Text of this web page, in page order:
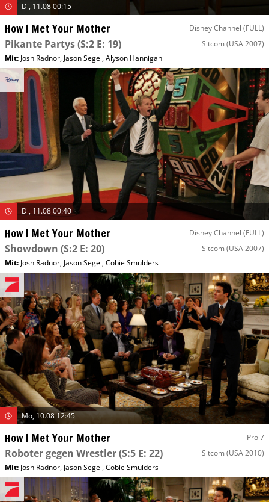
Di, 11.08 00:15
How I Met Your Mother Disney Channel (FULL)
Pikante Partys(S:2 E: 19) Sitcom (USA 2007)
Mit: Josh Radnor, Jason Segel,Alyson Hannigan
Di, 11.08 00:40
How I Met Your Mother Disney Channel (FULL)
Showdown (S:2 E: 20) Sitcom (USA 2007)
Mit: Josh Radnor, Jason Segel,Cobie Smulders
Mo, 10.08 12:45
How I Met Your Mother Pro 7
Roboter gegen Wrestler(S:5 E: 22) Sitcom (USA 2010)
Mit: Josh Radnor, Jason Segel,Cobie Smulders